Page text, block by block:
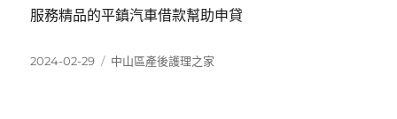
服務精品的平鎮汽車借款幫助申貸
發
2024-02-29
分
中山區產後護理之家